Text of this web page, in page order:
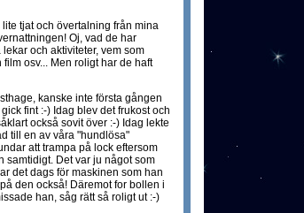
tjat och övertalning från mina
Oj, vad de har
och aktiviteter, vem som
osv... Men roligt har de haft
kanske inte första gången
fint :-) Idag blev det frukost och
också sovit över :-) Idag lekte
till en av våra "hundlösa"
att trampa på lock eftersom
samtidigt. Det var ju något som
det dags för maskinen som han
den också! Däremot for bollen i
han, såg rätt så roligt ut :-)